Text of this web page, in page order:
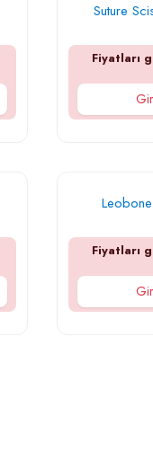
Suture
Fiyatları
Fiyatları